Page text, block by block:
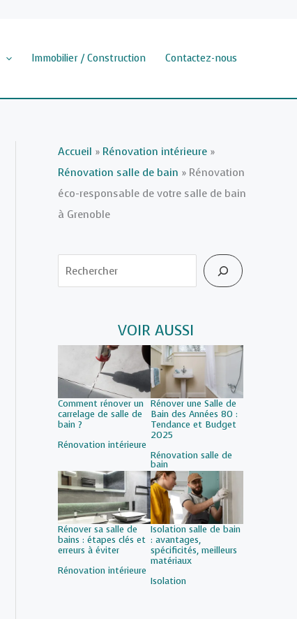
Immobilier / Construction Contactez-nous
Accueil » Rénovation intérieure »
Rénovation salle de bain »Rénovation
éco-responsable de votre salle de bain
à Grenoble
Rechercher
VOIR AUSSI
Comment rénover un
carrelage de salle de
bain ?
Par rapport à
Rénovation intérieure
Rénover une Salle de
Bain des Années 80 :
Tendance et Budget
2025
Par rapport à
Rénovation salle de
bain
Rénover sa salle de
bains : étapes clés et
erreurs à éviter
Par rapport à
Rénovation intérieure
Isolation salle de bain
: avantages,
spécificités, meilleurs
matériaux
Par rapport à
Isolation